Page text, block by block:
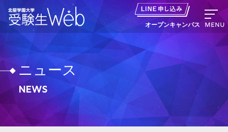
オープンキャンパス MENU
資料請求
出願の流れ
ニュース
News